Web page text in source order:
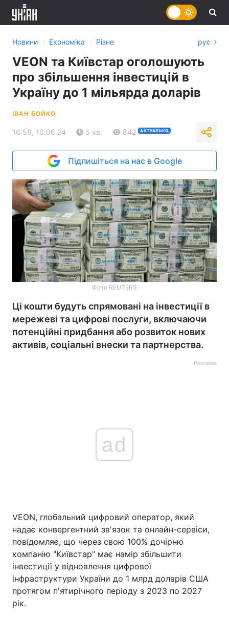
Економіка
Спорт Наука
Техно і зв'язок Лайт
Новини › Економіка › Різне рус
VEON та Київстар оголошують
про збільшення інвестицій в
Україну до 1 мільярда доларів
ІВАН БОЙКО
16:59, 10.06.24 5 хв. 842 АКТУАЛЬНО
Підпишіться на нас в Google
Фото REUTERS
Ці кошти будуть спрямовані на інвестиції в
мережеві та цифрові послуги, включаючи
потенційні придбання або розвиток нових
активів, соціальні внески та партнерства.
Реклама
ad
VEON, глобальний цифровий оператор, який
надає конвергентний зв'язок та онлайн-сервіси,
повідомляє, що через свою 100% дочірню
компанію "Київстар" має намір збільшити
інвестиції у відновлення цифрової
інфраструктури України до 1 млрд доларів США
протягом п'ятирічного періоду з 2023 по 2027
рік.